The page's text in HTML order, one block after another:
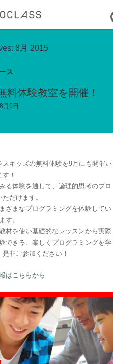
8月 2015
ス
料体験教室を開催！
月6日
キッズの無料体験を9月にも開催い
！
る体験を通して、論理的思考のプロ
だけます。
ざまなプログラミングを体験してい
す。
材を使い基礎的なレッスンから実際
できる、楽しくプログラミングを学
非ご参加ください！
はこちらから